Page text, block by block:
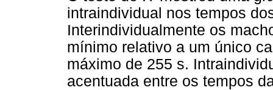
intraindividual nos tempos
Interindividualmente os
mínimo relativo a um único
máximo de 255 s.
acentuada entre os tempos